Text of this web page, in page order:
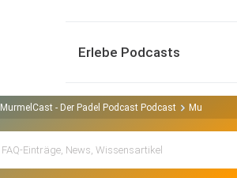
Erlebe Podcasts
MurmelCast - Der Padel Podcast Podcast